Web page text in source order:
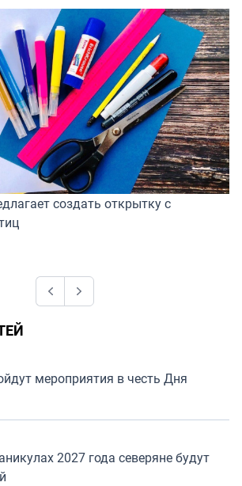
мероприятия в честь Дня
2027 года северяне будут
создать открытку с
PreviousNext